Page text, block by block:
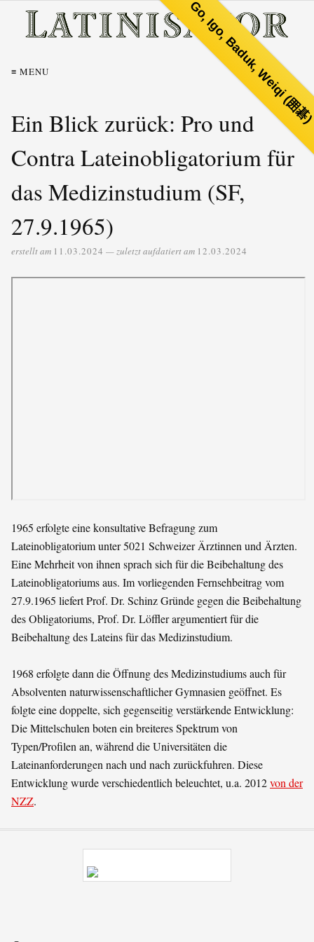
Go, Igo, Baduk, Weiqi
≡ MENU
Ein Blick zurück: Pro und
Contra Lateinobligatorium für
das Medizinstudium (SF,
27.9.1965)
erstellt am 11.03.2024 — zuletzt aufdatiert am 12.03.2024
1965 erfolgte eine konsultative Befragung zum
Lateinobligatorium unter 5021 Schweizer Ärztinnen und Ärzten.
Eine Mehrheit von ihnen sprach sich für die Beibehaltung des
Lateinobligatoriums aus. Im vorliegenden Fernsehbeitrag vom
27.9.1965 liefert Prof. Dr. Schinz Gründe gegen die Beibehaltung
des Obligatoriums, Prof. Dr. Löffler argumentiert für die
Beibehaltung des Lateins für das Medizinstudium.
1968 erfolgte dann die Öffnung des Medizinstudiums auch für
Absolventen naturwissenschaftlicher Gymnasien geöffnet. Es
folgte eine doppelte, sich gegenseitig verstärkende Entwicklung:
Die Mittelschulen boten ein breiteres Spektrum von
Typen/Profilen an, während die Universitäten die
Lateinanforderungen nach und nach zurückfuhren. Diese
Entwicklung wurde verschiedentlich beleuchtet, u.a. 2012von der
NZZ.